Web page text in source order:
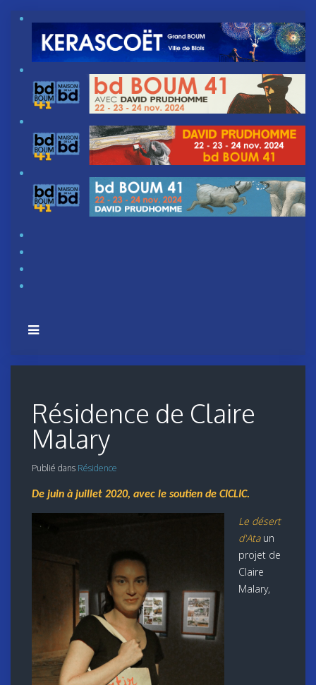
Résidence de Claire
Malary
Publié dans Résidence
De juin à juillet 2020, avec le soutien de CICLIC.
Le désert
d'Ataun
projet de
Claire
Malary,